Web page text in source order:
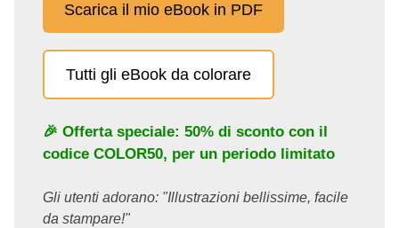
Scarica il mio eBook in PDF
Tutti gli eBook da colorare
🎉 Offerta speciale: 50% di sconto con il
codice COLOR50, per un periodo limitato
Gli utenti adorano: "Illustrazioni bellissime, facile
da stampare!"